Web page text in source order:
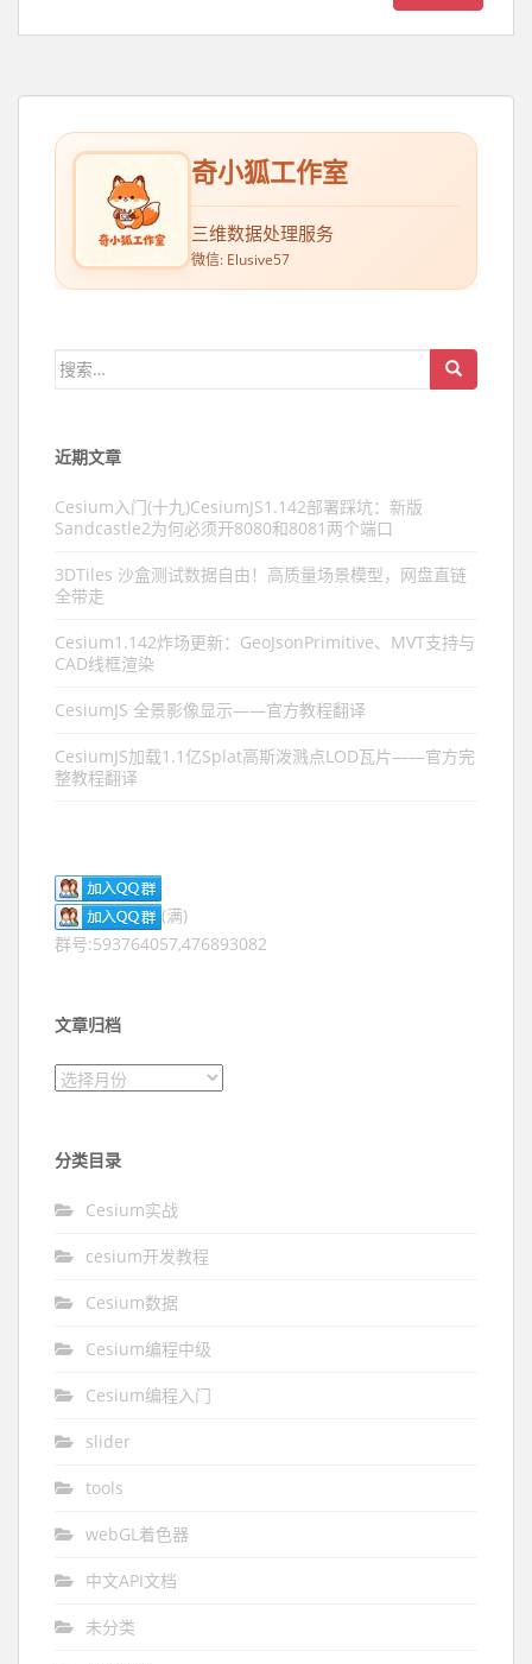
奇小狐工作室
三维数据处理服务
微信: Elusive57
搜索：
近期文章
Cesium入门(十九)CesiumJS1.142部署踩坑：新版
Sandcastle2为何必须开8080和8081两个端口
3DTiles 沙盒测试数据自由！高质量场景模型，网盘直链
全带走
Cesium1.142炸场更新：GeoJsonPrimitive、MVT支持与
CAD线框渲染
CesiumJS 全景影像显示——官方教程翻译
CesiumJS加载1.1亿Splat高斯泼溅点LOD瓦片——官方完
整教程翻译
(满)
群号:593764057,476893082
文章归档
文章归档
分类目录
Cesium实战
cesium开发教程
Cesium数据
Cesium编程中级
Cesium编程入门
slider
tools
webGL着色器
中文API文档
未分类